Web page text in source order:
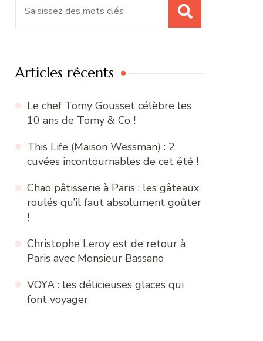
Articles récents
Le chef Tomy Gousset célèbre les
10 ans de Tomy & Co !
This Life (Maison Wessman) : 2
cuvées incontournables de cet été !
Chao pâtisserie à Paris : les gâteaux
roulés qu’il faut absolument goûter
!
Christophe Leroy est de retour à
Paris avec Monsieur Bassano
VOYA : les délicieuses glaces qui
font voyager